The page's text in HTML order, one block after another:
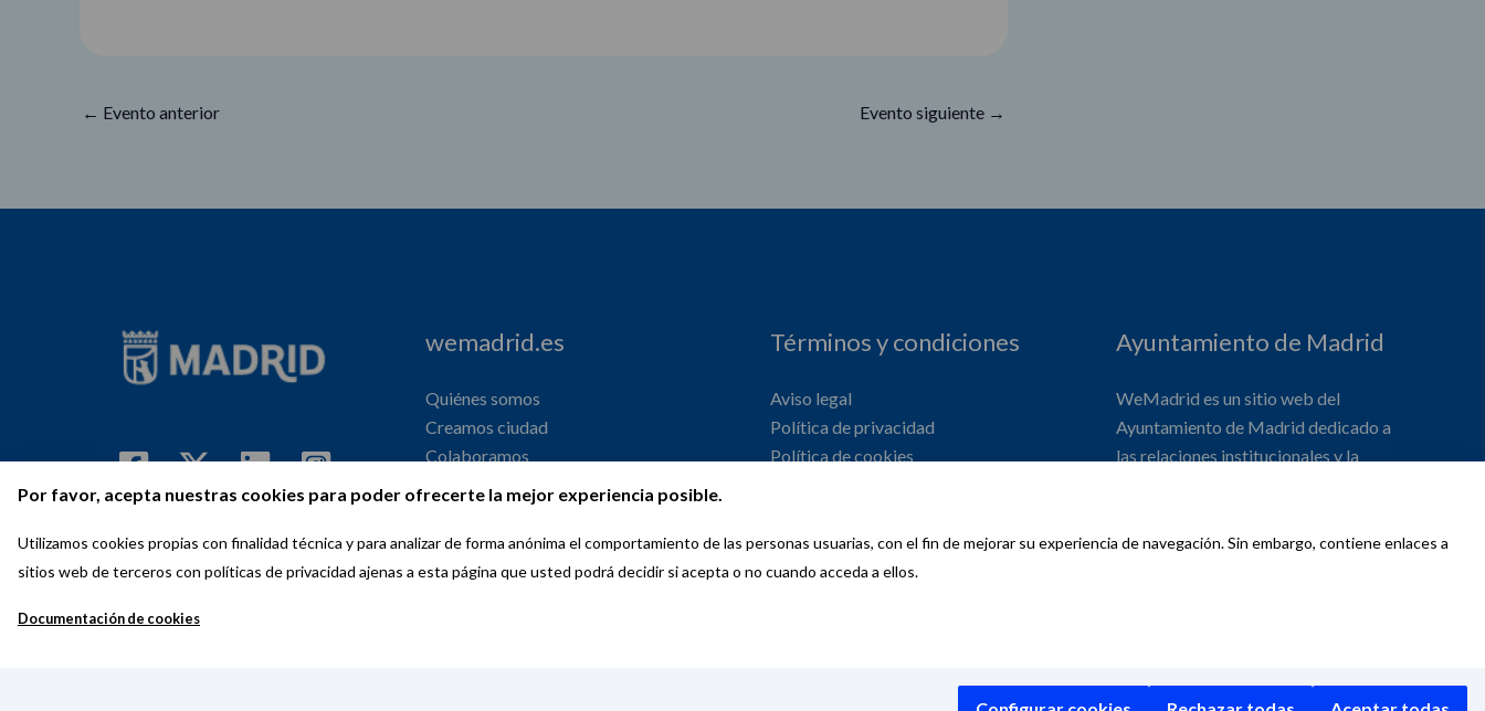
Por favor, acepta nuestras cookies para poder ofrecerte la mejor experiencia posible.
Utilizamos cookies propias con finalidad técnica y para analizar de forma anónima el comportamiento de las personas usuarias, con el fin de mejorar su experiencia de navegación. Sin embargo, contiene enlaces a
sitios web de terceros con políticas de privacidad ajenas a esta página que usted podrá decidir si acepta o no cuando acceda a ellos.
Documentación de cookies
← Evento anterior Evento siguiente →
wemadrid.es
Quiénes somos
Creamos ciudad
Colaboramos
Términos y condiciones
Aviso legal
Política de privacidad
Política de cookies
Ayuntamiento de Madrid
WeMadrid es un sitio web del
Ayuntamiento de Madrid dedicado a
las relaciones institucionales y la
Copyright © 2026 Wemadrid | the place to be | Ayuntamiento de Madrid